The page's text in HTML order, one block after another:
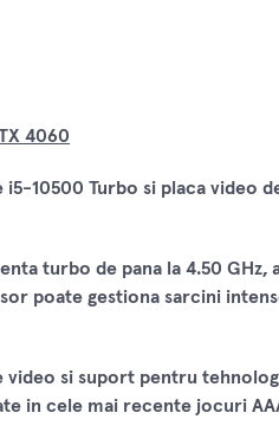
4060
10500 Turbo si placa video
turbo de pana la 4.50
poate gestiona sarcini
si suport pentru
in cele mai recente jocuri